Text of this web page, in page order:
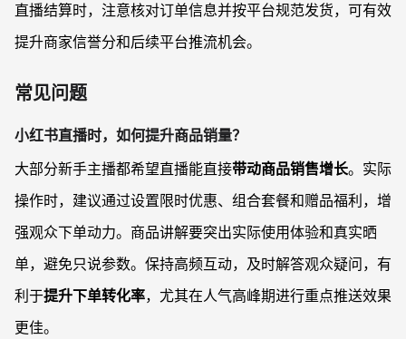
直播结算时，注意核对订单信息并按平台规范发货，可有效
提升商家信誉分和后续平台推流机会。
常见问题
小红书直播时，如何提升商品销量？
大部分新手主播都希望直播能直接带动商品销售增长。实际
操作时，建议通过设置限时优惠、组合套餐和赠品福利，增
强观众下单动力。商品讲解要突出实际使用体验和真实晒
单，避免只说参数。保持高频互动，及时解答观众疑问，有
利于提升下单转化率，尤其在人气高峰期进行重点推送效果
更佳。